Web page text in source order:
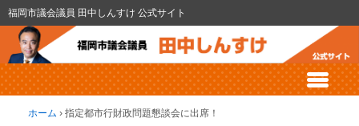
福岡市議会議員 田中しんすけ 公式サイト
ホーム › 指定都市行財政問題懇談会に出席！